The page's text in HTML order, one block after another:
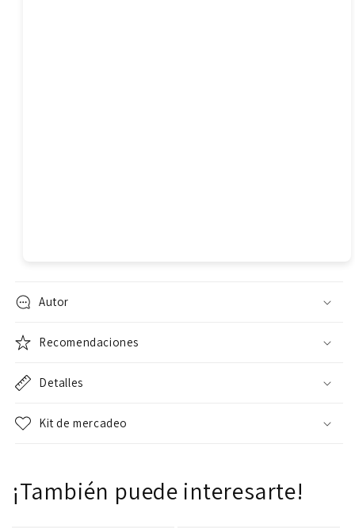
Autor
Recomendaciones
Detalles
Kit de mercadeo
¡También puede interesarte!